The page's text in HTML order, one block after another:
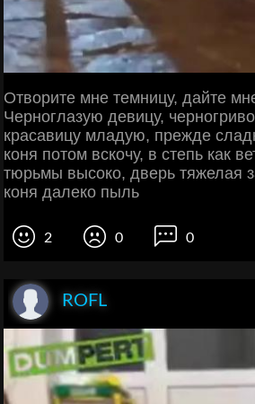
Отворите мне темницу, дайте
Черноглазую девицу,
красавицу младую, прежде
коня потом вскочу, в степь как
тюрьмы высоко, дверь тяжелая
коня далеко пыль
2 0 0
ROFL